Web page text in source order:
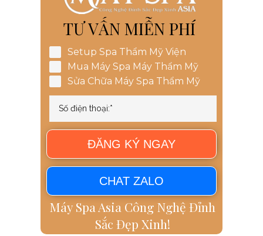
TƯ VẤN MIỄN PHÍ
Máy Spa Asia Công Nghệ Đỉnh
Sắc Đẹp Xinh!
ĐĂNG KÝ NGAY
Setup Spa Thẩm Mỹ Viện
Mua Máy Spa Máy Thẩm Mỹ
Sửa Chữa Máy Spa Thẩm Mỹ
CHAT ZALO